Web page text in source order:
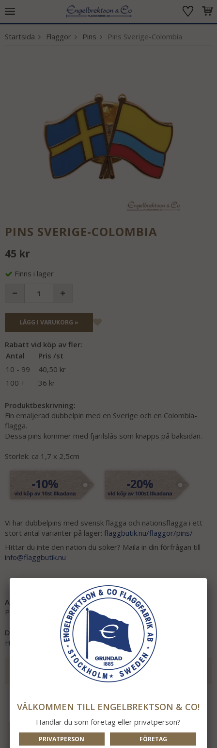
Produkten har blivit tillagd i varukorgen
Startsida Flaggor Pins Pins Sverige-Colombia
PINS SVERIGE-COLOMBIA
45 kr
Finns i lager
LÄGG I VARUKORG »
Rabatt vid köp av fler:
Antal
Pris /st
10 - 99
40,50 kr
100 +
36 kr
Produktbeskrivning:
Fin emaljerad dubbelpin med en Sverige och en Colombia-
flagga.
Dessa pins kommer med fjärilslås som knäpps på baksidan.
Storlek: ca 1,7 x 2,5cm
Vi har dubbelpins med svensk flagga och nationsflagga i ett
stort antal varianter på lager: flaggbutik.nu/flaggor/pins/
Hittar du inte den nation du söker? Maila in din förfrågan till
info@flaggbutik.nu
Artikelnummer:
P1065
Direktlänk:
Högerklicka och kopiera adressen
REKOMMENDERADE TILLBEHÖR TILL DENNA
VÄLKOMMEN TILL ENGELBREKTSON & CO!
Handlar du som företag eller privatperson?
PRIVATPERSON FÖRETAG